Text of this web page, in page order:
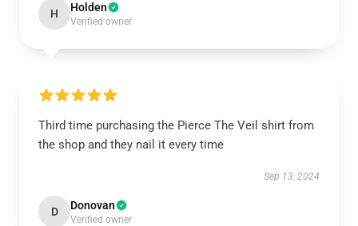
H Holden
Verified owner
Third time purchasing the Pierce The Veil shirt from
the shop and they nail it every time
Sep 13, 2024
D Donovan
Verified owner